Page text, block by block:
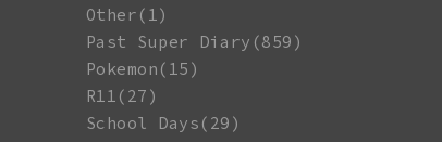
Other(1)
Past Super Diary(859)
Pokemon(15)
R11(27)
School Days(29)